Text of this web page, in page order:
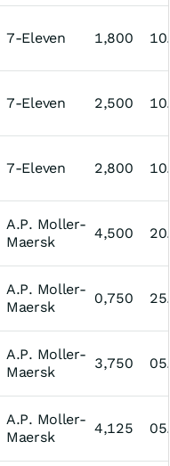
7-Eleven 1,800
7-Eleven 2,500
7-Eleven 2,800
A.P. Moller-
Maersk
4,500
A.P. Moller-
Maersk
0,750
A.P. Moller-
Maersk
3,750
A.P. Moller-
Maersk
4,125